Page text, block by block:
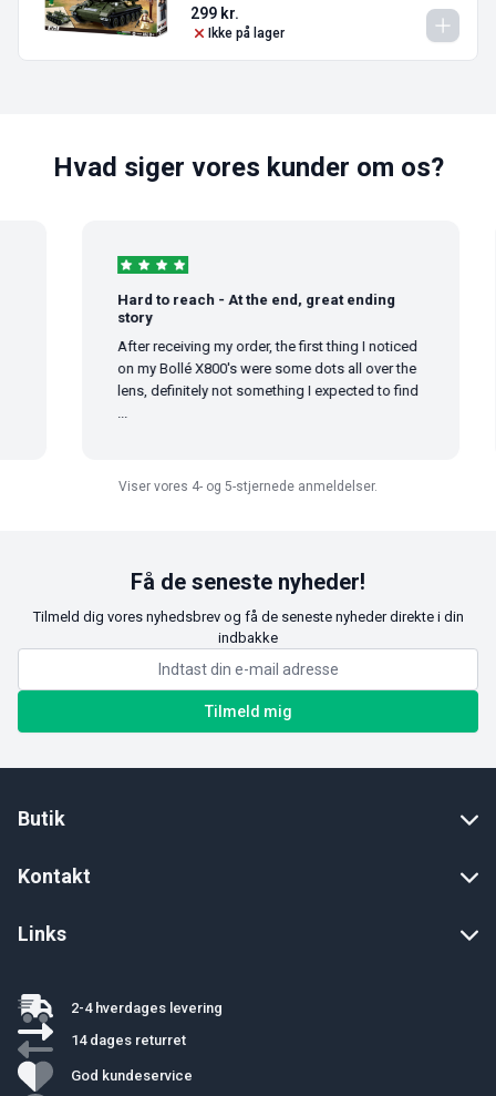
299 kr.
Ikke på lager
Hvad siger vores kunder om os?
Hard to reach - At the end, great ending
story
After receiving my order, the first thing I noticed
on my Bollé X800's were some dots all over the
lens, definitely not something I expected to find
Viser vores 4- og 5-stjernede anmeldelser.
Få de seneste nyheder!
Tilmeld dig vores nyhedsbrev og få de seneste nyheder direkte i din
indbakke
Tilmeld mig
Butik
Kontakt
Links
2-4 hverdages levering
14 dages returret
God kundeservice